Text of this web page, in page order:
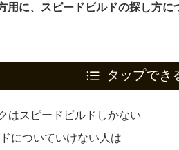
用に、スピードビルドの探し方に
タップでき
はスピードビルドしかない
についていけない人は